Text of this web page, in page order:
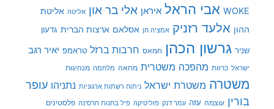
WOKE אבי הראל איראן אלי בר און אליטה אליטת
ההון אלעד רזניק אמציה חן אסלאם ארצות הברית גדעון
שניר גרשון הכהן חמאס חרבות ברזל טראמפ יאיר רגב
ישראל כרזות מהפכה משטרית מחאה מלחמה מנהיגות
משטרה משטרת ישראל ניתוח רשתות ארגוניות נתניהו עופר
בורין עוצמה עזה עמר דנק פוליטיקה פיל בחנות חרסינה פלסטינים